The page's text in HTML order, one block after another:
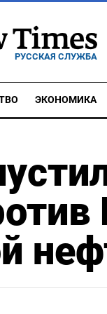
РУССКАЯ СЛУЖБА
ЭКОНОМИКА